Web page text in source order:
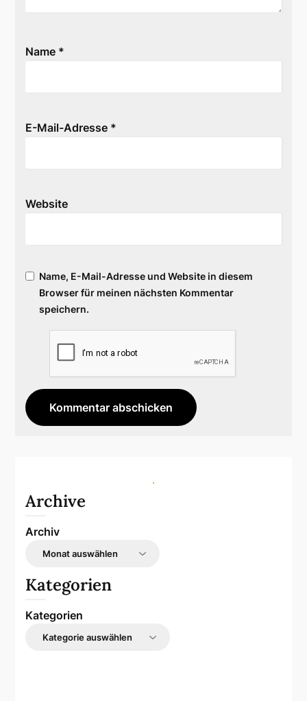
Name *
E-Mail-Adresse *
Website
Name, E-Mail-Adresse und Website in diesem
Browser für meinen nächsten Kommentar
speichern.
Archive
Archiv
Kategorien
Kategorien